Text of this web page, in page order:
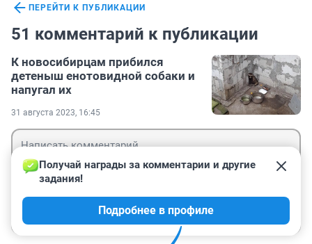
ПЕРЕЙТИ К ПУБЛИКАЦИИ
51 комментарий к публикации
К новосибирцам прибился
детеныш енотовидной собаки и
напугал их
31 августа 2023, 16:45
Получай награды за комментарии и другие
задания!
Подробнее в профиле